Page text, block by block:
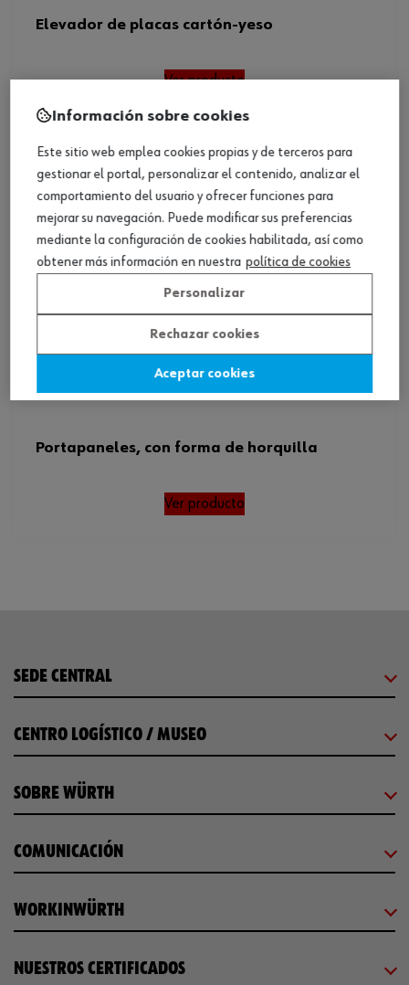
Elevador de placas cartón-yeso
Ver producto
Portapaneles, con forma de horquilla
Ver producto
SEDE CENTRAL
CENTRO LOGÍSTICO / MUSEO
SOBRE WÜRTH
COMUNICACIÓN
WORKINWÜRTH
NUESTROS CERTIFICADOS
Información sobre cookies
Este sitio web emplea cookies propias y de terceros para
gestionar el portal, personalizar el contenido, analizar el
comportamiento del usuario y ofrecer funciones para
mejorar su navegación. Puede modificar sus preferencias
mediante la configuración de cookies habilitada, así como
obtener más información en nuestra política de cookies
Personalizar
Rechazar cookies
Aceptar cookies